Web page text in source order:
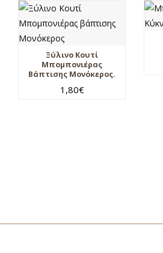
Ξύλινο Κουτί
Μπομπονιέρας
Βάπτισης Μονόκερος.
1,80€